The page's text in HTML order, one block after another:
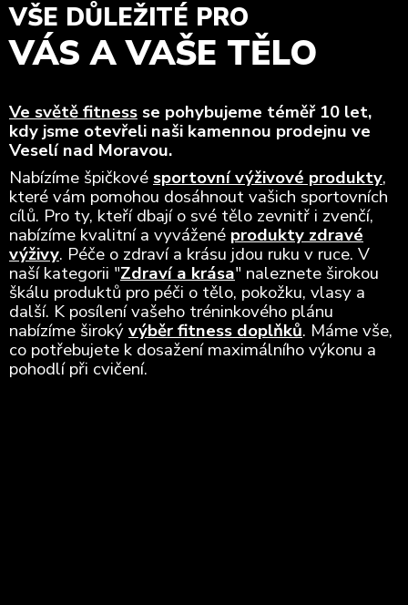
VŠE DŮLEŽITÉ PRO
VÁS A VAŠE TĚLO
Ve světě fitness se pohybujeme téměř 10 let,
kdy jsme otevřeli naši kamennou prodejnu ve
Veselí nad Moravou.
Nabízíme špičkové sportovní výživové produkty,
které vám pomohou dosáhnout vašich sportovních
cílů. Pro ty, kteří dbají o své tělo zevnitř i zvenčí,
nabízíme kvalitní a vyvážené produkty zdravé
výživy. Péče o zdraví a krásu jdou ruku v ruce. V
naší kategorii "Zdraví a krása" naleznete širokou
škálu produktů pro péči o tělo, pokožku, vlasy a
další. K posílení vašeho tréninkového plánu
nabízíme širokývýběr fitness doplňků. Máme vše,
co potřebujete k dosažení maximálního výkonu a
pohodlí při cvičení.